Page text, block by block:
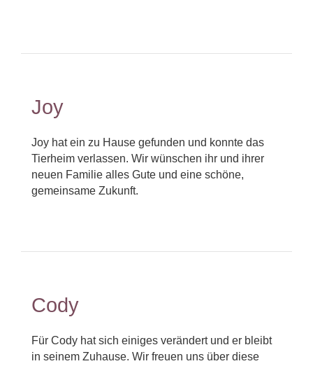
Joy
Joy hat ein zu Hause gefunden und konnte das
Tierheim verlassen. Wir wünschen ihr und ihrer
neuen Familie alles Gute und eine schöne,
gemeinsame Zukunft.
Cody
Für Cody hat sich einiges verändert und er bleibt
in seinem Zuhause. Wir freuen uns über diese